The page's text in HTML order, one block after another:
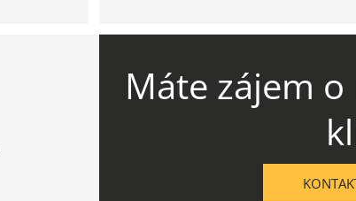
Máte zájem